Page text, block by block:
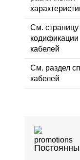
См.
кодификации
кабелей
См. раздел
кабелей